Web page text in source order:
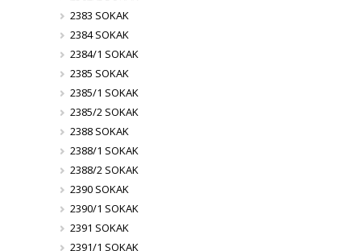
2383 SOKAK
2384 SOKAK
2384/1 SOKAK
2385 SOKAK
2385/1 SOKAK
2385/2 SOKAK
2388 SOKAK
2388/1 SOKAK
2388/2 SOKAK
2390 SOKAK
2390/1 SOKAK
2391 SOKAK
2391/1 SOKAK